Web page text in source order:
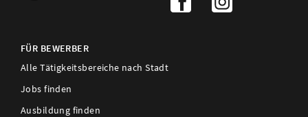
FÜR BEWERBER
Alle Tätigkeitsbereiche nach Stadt
Jobs finden
Ausbildung finden